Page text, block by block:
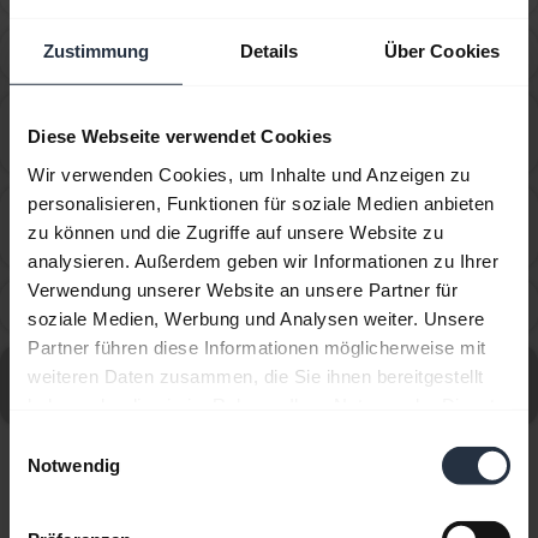
Zustimmung Details Über Cookies
Diese Webseite verwendet Cookies
Wir verwenden Cookies, um Inhalte und Anzeigen zu
personalisieren, Funktionen für soziale Medien anbieten
zu können und die Zugriffe auf unsere Website zu
analysieren. Außerdem geben wir Informationen zu Ihrer
Verwendung unserer Website an unsere Partner für
soziale Medien, Werbung und Analysen weiter. Unsere
Partner führen diese Informationen möglicherweise mit
weiteren Daten zusammen, die Sie ihnen bereitgestellt
Notwendig
How do I pair my Jabra Drive with my mobile device? chevron_right
Jabra device?
What are the recommended guidelines and
specifications for chargers?
What can I do if the pairing steps are not successful?
Alle häufig gestellten Fragen (FAQs) für Jabra Drive